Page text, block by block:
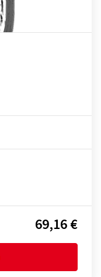
69,16 €